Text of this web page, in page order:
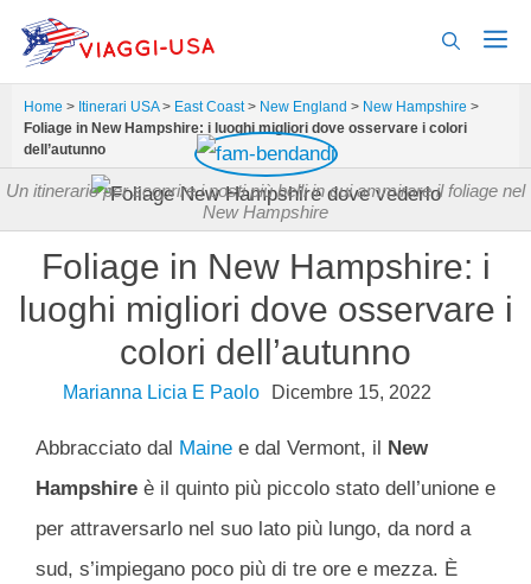
contenuto
Home > Itinerari USA> East Coast> New England > New Hampshire >
Foliage in New Hampshire: i luoghi migliori dove osservare i colori
dell’autunno
Un itinerario per scoprire i posti più belli in cui ammirare il foliage nel
New Hampshire
Foliage in New Hampshire: i
luoghi migliori dove osservare i
colori dell’autunno
Marianna Licia E Paolo Dicembre 15, 2022
Abbracciato dal Maine e dal Vermont, il New
Hampshire è il quinto più piccolo stato dell’unione e
per attraversarlo nel suo lato più lungo, da nord a
sud, s’impiegano poco più di tre ore e mezza. È